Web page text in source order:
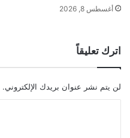
مليار دولار
الأميركيين
يكلف
م
ت
ج
ب
ق
س
ي
ة
أغسطس 8, 2026
اترك تعليقاً
لن يتم نشر عنوان بريدك الإلكتروني.